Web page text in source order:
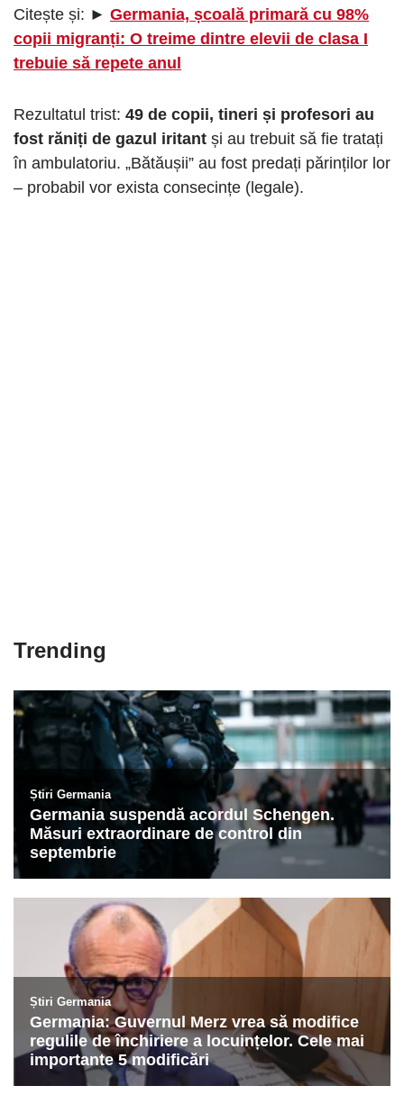
Citește și: ► Germania, școală primară cu 98%
copii migranți: O treime dintre elevii de clasa I
trebuie să repete anul
Rezultatul trist: 49 de copii, tineri și profesori au
fost răniți de gazul iritant și au trebuit să fie tratați
în ambulatoriu. „Bătăușii” au fost predați părinților lor
– probabil vor exista consecințe (legale).
Trending